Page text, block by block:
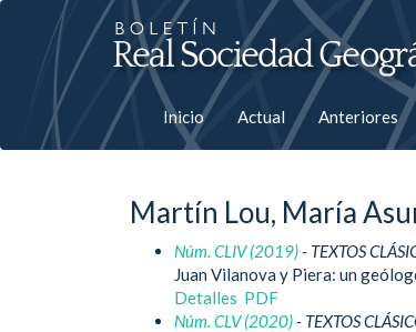
Salto
rápiso
la
Inicio Actual Anteriores
Martín Lou, María
Núm. CLIV (2019)- TEXTOS
Juan Vilanova y Piera: un
Detalles PDF
Núm. CLV (2020)- TEXTOS